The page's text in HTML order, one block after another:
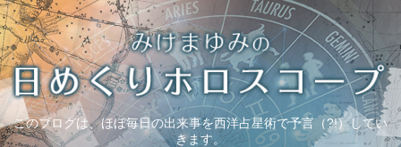
このブログは、ほぼ毎日の出来事を西洋占星術で予言（?!）してい
きます。